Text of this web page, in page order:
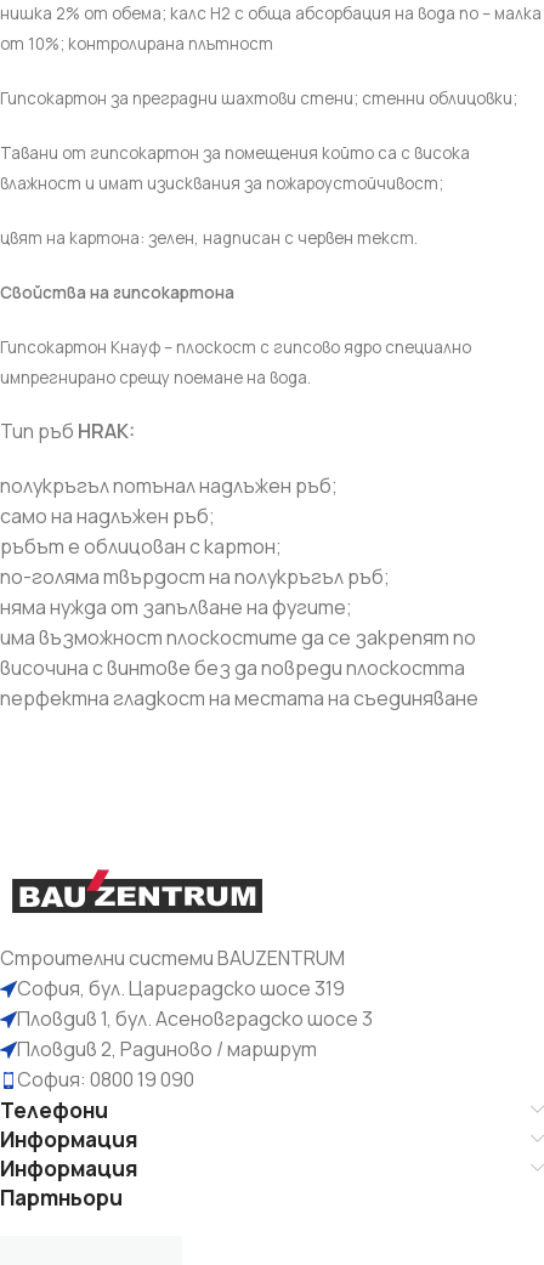
нишка 2% от обема; калс Н2 с обща абсорбация на вода по – малка
от 10%; контролирана плътност
Гипсокартон за преградни шахтови стени; стенни облицовки;
Тавани от гипсокартон за помещения който са с висока
влажност и имат изисквания за пожароустойчивост;
цвят на картона: зелен, надписан с червен текст.
Свойства на гипсокартона
Гипсокартон Кнауф – плоскост с гипсово ядро специално
импрегнирано срещу поемане на вода.
Тип ръб HRAK:
полукръгъл потънал надлъжен ръб;
само на надлъжен ръб;
ръбът е облицован с картон;
по-голяма твърдост на полукръгъл ръб;
няма нужда от запълване на фугите;
има възможност плоскостите да се закрепят по
височина с винтове без да повреди плоскостта
перфектна гладкост на местата на съединяване
Строителни системи BAUZENTRUM
София, бул. Цариградско шосе 319
Пловдив 1, бул. Асеновградско шосе 3
Пловдив 2, Радиново / маршрут
София: 0800 19 090
Телефони
Информация
Информация
Партньори